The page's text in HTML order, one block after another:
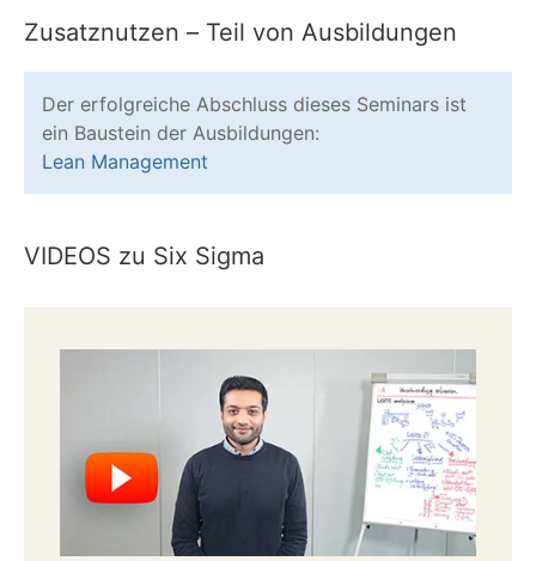
Zusatznutzen – Teil von Ausbildungen
Der erfolgreiche Abschluss dieses Seminars ist
ein Baustein der Ausbildungen:
Lean Management
VIDEOS zu Six Sigma